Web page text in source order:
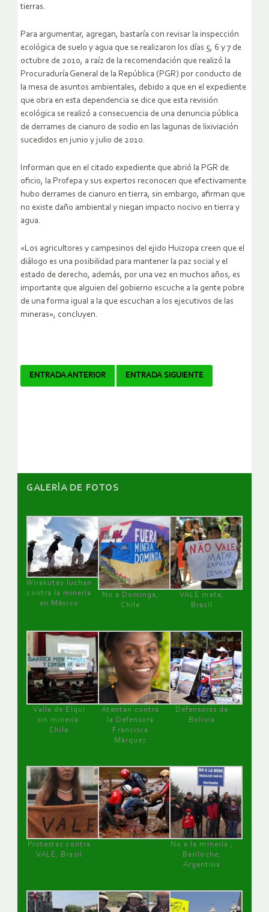
tierras.
Para argumentar, agregan, bastaría con revisar la inspección
ecológica de suelo y agua que se realizaron los días 5, 6 y 7 de
octubre de 2010, a raíz de la recomendación que realizó la
Procuraduría General de la República (PGR) por conducto de
la mesa de asuntos ambientales, debido a que en el expediente
que obra en esta dependencia se dice que esta revisión
ecológica se realizó a consecuencia de una denuncia pública
de derrames de cianuro de sodio en las lagunas de lixiviación
sucedidos en junio y julio de 2010.
Informan que en el citado expediente que abrió la PGR de
oficio, la Profepa y sus expertos reconocen que efectivamente
hubo derrames de cianuro en tierra, sin embargo, afirman que
no existe daño ambiental y niegan impacto nocivo en tierra y
agua.
«Los agricultores y campesinos del ejido Huizopa creen que el
diálogo es una posibilidad para mantener la paz social y el
estado de derecho, además, por una vez en muchos años, es
importante que alguien del gobierno escuche a la gente pobre
de una forma igual a la que escuchan a los ejecutivos de las
mineras», concluyen.
Navegador
ENTRADA ANTERIOR ENTRADA SIGUIENTE
GALERÌA DE FOTOS
Wirakutas luchan
contra la minería
en México
No a Dominga,
Chile
VALE mata,
Brasil
Valle de Elqui
sin minería.
Chile
Atentan contra
la Defensora
Francisca
Márquez
Defensoras de
Bolivia
Protestas contra
VALE, Brasil
No a la minería ,
Bariloche,
Argentina